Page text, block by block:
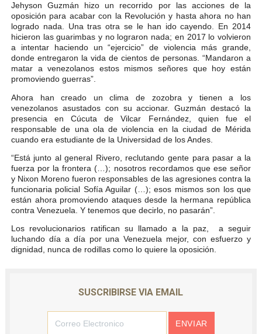
Jehyson Guzmán hizo un recorrido por las acciones de la
oposición para acabar con la Revolución y hasta ahora no han
logrado nada. Una tras otra se le han ido cayendo. En 2014
hicieron las guarimbas y no lograron nada; en 2017 lo volvieron
a intentar haciendo un “ejercicio” de violencia más grande,
donde entregaron la vida de cientos de personas. “Mandaron a
matar a venezolanos estos mismos señores que hoy están
promoviendo guerras”.
Ahora han creado un clima de zozobra y tienen a los
venezolanos asustados con su accionar. Guzmán destacó la
presencia en Cúcuta de Vilcar Fernández, quien fue el
responsable de una ola de violencia en la ciudad de Mérida
cuando era estudiante de la Universidad de los Andes.
“Está junto al general Rivero, reclutando gente para pasar a la
fuerza por la frontera (…); nosotros recordamos que ese señor
y Nixon Moreno fueron responsables de las agresiones contra la
funcionaria policial Sofía Aguilar (…); esos mismos son los que
están ahora promoviendo ataques desde la hermana república
contra Venezuela. Y tenemos que decirlo, no pasarán”.
Los revolucionarios ratifican su llamado a la paz, a seguir
luchando día a día por una Venezuela mejor, con esfuerzo y
dignidad, nunca de rodillas como lo quiere la oposición.
SUSCRIBIRSE VIA EMAIL